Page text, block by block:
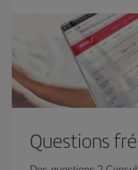
Questions